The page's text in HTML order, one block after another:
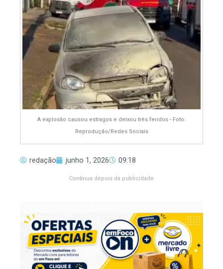
A explosão causou estragos e deixou três feridos - Foto:
Reprodução/Redes Sociais
redação junho 1, 2026 09:18
Continua depois da publicidade